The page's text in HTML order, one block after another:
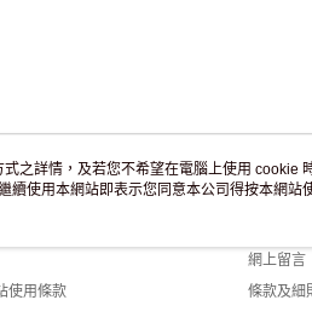
使用條款
客戶服
網上留言
條款及細
之詳情，及若您不希望在電腦上使用 cookie
續使用本網站即表示您同意本公司得按本網站